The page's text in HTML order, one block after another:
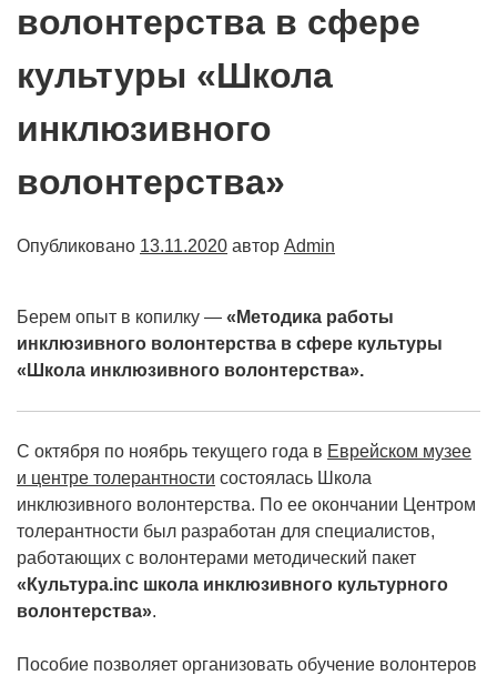
волонтерства в сфере
культуры «Школа
инклюзивного
волонтерства»
Опубликовано 13.11.2020 автор Admin
Берем опыт в копилку — «Методика работы
инклюзивного волонтерства в сфере культуры
«Школа инклюзивного волонтерства».
С октября по ноябрь текущего года в Еврейском музее
и центре толерантности состоялась Школа
инклюзивного волонтерства. По ее окончании Центром
толерантности был разработан для специалистов,
работающих с волонтерами методический пакет
«Культура.inc школа инклюзивного культурного
волонтерства».
Пособие позволяет организовать обучение волонтеров